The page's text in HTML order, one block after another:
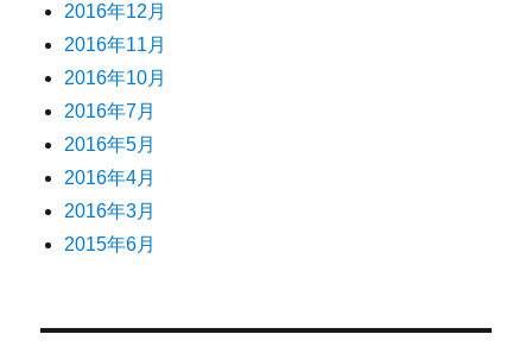
2016年12月
2016年11月
2016年10月
2016年7月
2016年5月
2016年4月
2016年3月
2015年6月